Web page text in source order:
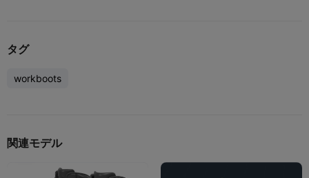
タグ
workboots
関連モデル